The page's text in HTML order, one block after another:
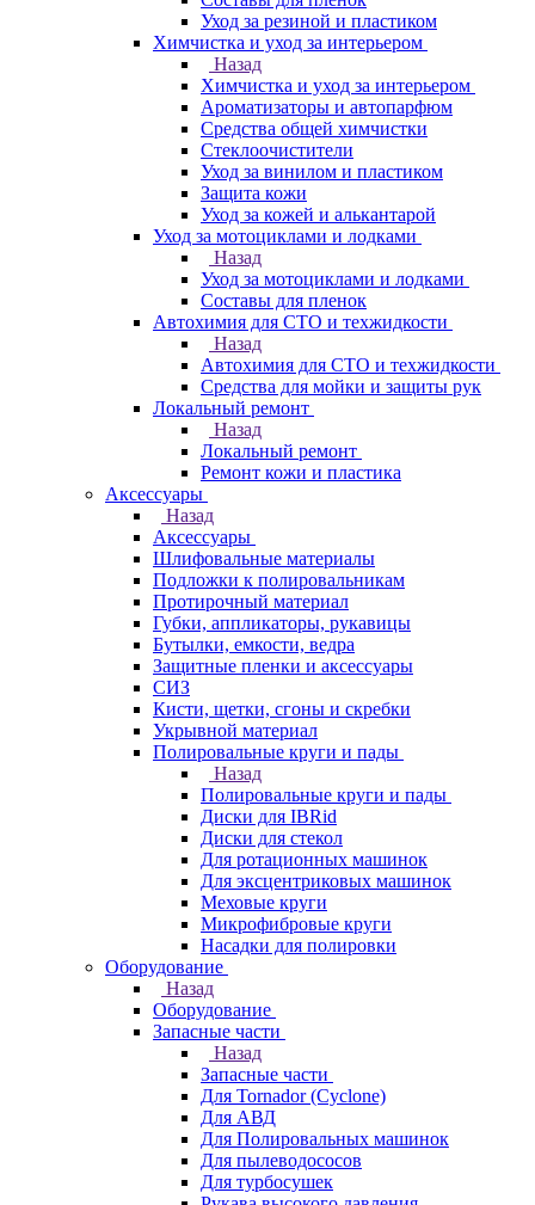
Уход за резиной и пластиком
Химчистка и уход за интерьером
Назад
Химчистка и уход за интерьером
Ароматизаторы и автопарфюм
Средства общей химчистки
Стеклоочистители
Уход за винилом и пластиком
Защита кожи
Уход за кожей и алькантарой
Уход за мотоциклами и лодками
Назад
Уход за мотоциклами и лодками
Составы для пленок
Автохимия для СТО и техжидкости
Назад
Автохимия для СТО и техжидкости
Средства для мойки и защиты рук
Локальный ремонт
Назад
Локальный ремонт
Ремонт кожи и пластика
Аксессуары
Назад
Аксессуары
Шлифовальные материалы
Подложки к полировальникам
Протирочный материал
Губки, аппликаторы, рукавицы
Бутылки, емкости, ведра
Защитные пленки и аксессуары
СИЗ
Кисти, щетки, сгоны и скребки
Укрывной материал
Полировальные круги и пады
Назад
Полировальные круги и пады
Диски для IBRid
Диски для стекол
Для ротационных машинок
Для эксцентриковых машинок
Меховые круги
Микрофибровые круги
Насадки для полировки
Оборудование
Назад
Оборудование
Запасные части
Назад
Запасные части
Для Tornador (Cyclone)
Для АВД
Для Полировальных машинок
Для пылеводососов
Для турбосушек